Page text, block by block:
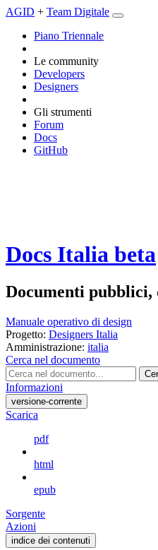
AGID + Team Digitale
Piano Triennale
Le community
Developers
Designers
Gli strumenti
Forum
Docs
GitHub
Docs Italia beta
Documenti
Manuale operativo di design
Progetto: Designers Italia
Amministrazione: italia
Cerca nel documento
Informazioni
versione-corrente
Scarica
pdf
html
epub
Sorgente
Azioni
indice dei contenuti